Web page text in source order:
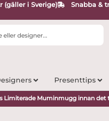
(gäller i Sverige) Snabba &
Presenttips
Limiterade Muminmugg innan det